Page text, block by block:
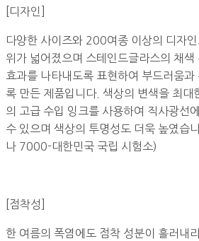
[디자인]
다양한 사이즈와 200여종 이상의 디자
위가 넓어졌으며 스테인드글라스의 채
효과를 나타내도록 표현하여 부드러움
록 만든 제품입니다. 색상의 변색을 최대
의 고급 수입 잉크를 사용하여 직사광선
수 있으며 색상의 투명성도 더욱 높였습
나 7000-대한민국 국립 시험소)
[점착성]
한 여름의 폭염에도 점착 성분이 흘러내